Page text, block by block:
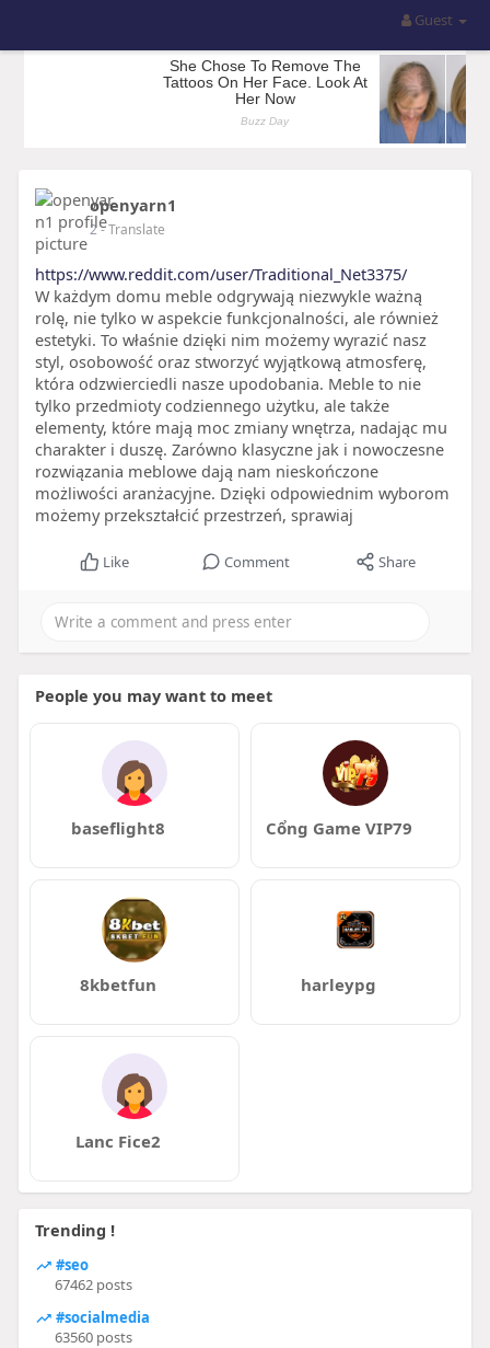
Guest
openyarn1
2- Translate
https://www.reddit.com/user/Traditional_Net3375/
W każdym domu meble odgrywają niezwykle ważną
rolę, nie tylko w aspekcie funkcjonalności, ale również
estetyki. To właśnie dzięki nim możemy wyrazić nasz
styl, osobowość oraz stworzyć wyjątkową atmosferę,
która odzwierciedli nasze upodobania. Meble to nie
tylko przedmioty codziennego użytku, ale także
elementy, które mają moc zmiany wnętrza, nadając mu
charakter i duszę. Zarówno klasyczne jak i nowoczesne
rozwiązania meblowe dają nam nieskończone
możliwości aranżacyjne. Dzięki odpowiednim wyborom
możemy przekształcić przestrzeń, sprawiaj
Like Comment Share
People you may want to meet
baseflight8 Cổng Game VIP79
8kbetfun harleypg
Lanc Fice2
Trending !
#seo
67462 posts
#socialmedia
63560 posts